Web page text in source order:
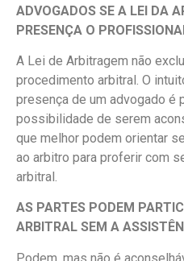
ADVOGADOS SE A LEI DA
PRESENÇA O
A Lei de Arbitragem não
procedimento arbitral. O
presença de um advogado é
possibilidade de serem
que melhor podem orientar
ao arbitro para proferir com
arbitral.
AS PARTES PODEM
ARBITRAL SEM A